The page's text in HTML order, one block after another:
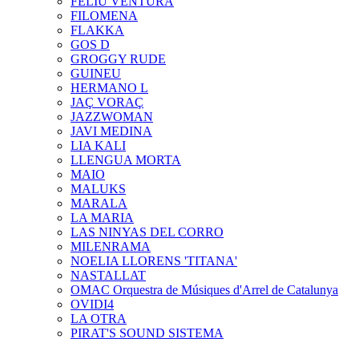
FILOMENA
FLAKKA
GOS D
GROGGY RUDE
GUINEU
HERMANO L
JAÇ VORAÇ
JAZZWOMAN
JAVI MEDINA
LIA KALI
LLENGUA MORTA
MAIO
MALUKS
MARALA
LA MARIA
LAS NINYAS DEL CORRO
MILENRAMA
NOELIA LLORENS 'TITANA'
NASTALLAT
OMAC Orquestra de Músiques d'Arrel de Catalunya
OVIDI4
LA OTRA
PIRAT'S SOUND SISTEMA